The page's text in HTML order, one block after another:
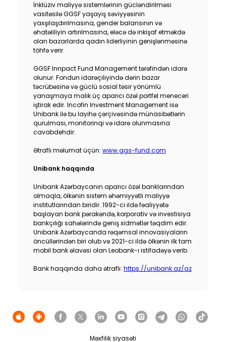
İnklüziv maliyyə sistemlərinin gücləndirilməsi
vasitəsilə GGSF yaşayış səviyyəsinin
yaxşılaşdırılmasına, gender balansının və
əhatəliliyin artırılmasına, eləcə də inkişaf etməkdə
olan bazarlarda qadın liderliyinin genişlənməsinə
töhfə verir.
GGSF Innpact Fund Management tərəfindən idarə
olunur. Fondun idarəçiliyində dərin bazar
təcrübəsinə və güclü sosial təsir yönümlü
yanaşmaya malik üç aparıcı özəl portfel meneceri
iştirak edir. Incofin Investment Management isə
Unibank ilə bu layihə çərçivəsində münasibətlərin
qurulması, monitorinqi və idarə olunmasına
cavabdehdir.
Ətraflı məlumat üçün: www.ggs-fund.com
Unibank haqqında
Unibank Azərbaycanın aparıcı özəl banklarından
olmaqla, ölkənin sistem əhəmiyyətli maliyyə
institutlarından biridir. 1992-ci ildə fəaliyyətə
başlayan bank pərakəndə, korporativ və investisiya
bankçılığı sahələrində geniş xidmətlər təqdim edir.
Unibank Azərbaycanda rəqəmsal innovasiyaların
öncüllərindən biri olub və 2021-ci ildə ölkənin ilk tam
mobil bank əlavəsi olan Leobank-ı istifadəyə verib.
Bank haqqında daha ətraflı: https://unibank.az/az
Məxfilik siyasəti